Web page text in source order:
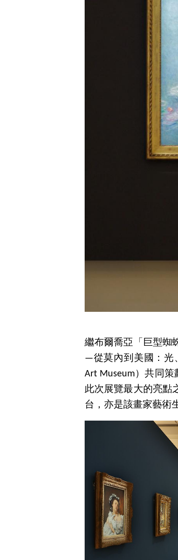
繼布爾喬亞「巨型蜘
—從莫內到美國：光
Art Museum）共同策
此次展覽最大的亮點
台，亦是該畫家藝術